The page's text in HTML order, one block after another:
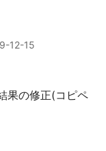
12-15
果の修正(コピペ